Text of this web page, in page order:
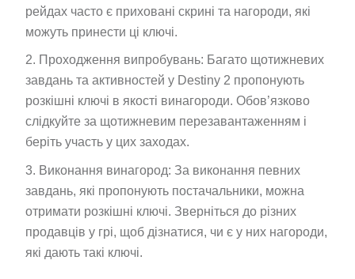
рейдах часто є приховані скрині та нагороди, які
можуть принести ці ключі.
Проходження випробувань: Багато щотижневих
завдань та активностей у Destiny 2 пропонують
розкішні ключі в якості винагороди. Обов’язково
слідкуйте за щотижневим перезавантаженням і
беріть участь у цих заходах.
Виконання винагород: За виконання певних
завдань, які пропонують постачальники, можна
отримати розкішні ключі. Зверніться до різних
продавців у грі, щоб дізнатися, чи є у них нагороди,
які дають такі ключі.